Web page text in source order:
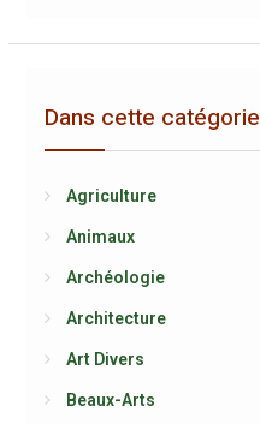
Dans cette catégorie
Agriculture
Animaux
Archéologie
Architecture
Art Divers
Beaux-Arts